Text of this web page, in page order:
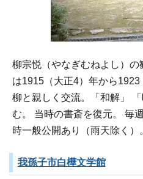
柳宗悦（やなぎむねよし）
は1915（大正4）年から
柳と親しく交流。「和解」
む。 当時の書斎を復元。 毎
時一般公開あり（雨天除く）
我孫子市白樺文学館